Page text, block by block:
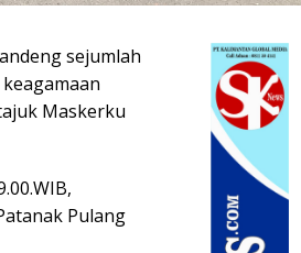
sejumlah
Maskerku
Pulang